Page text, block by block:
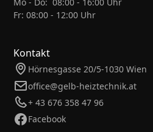
Mo - Do: 08:00 - 16:00 Uhr
Fr: 08:00 - 12:00 Uhr
Kontakt
Hörnesgasse 20/5-1030 Wien
office@gelb-heiztechnik.at
+ 43 676 358 47 96
Facebook